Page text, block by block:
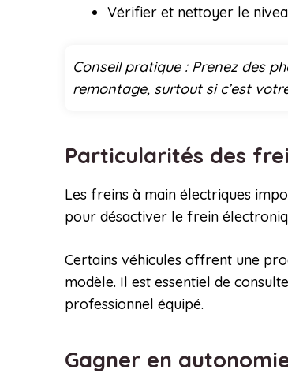
Vérifier et nettoyer le
Conseil pratique : Prenez des
remontage, surtout si c’est
Particularités des
Les freins à main électriques
pour désactiver le frein
Certains véhicules offrent une
modèle. Il est essentiel de
professionnel équipé.
Gagner en